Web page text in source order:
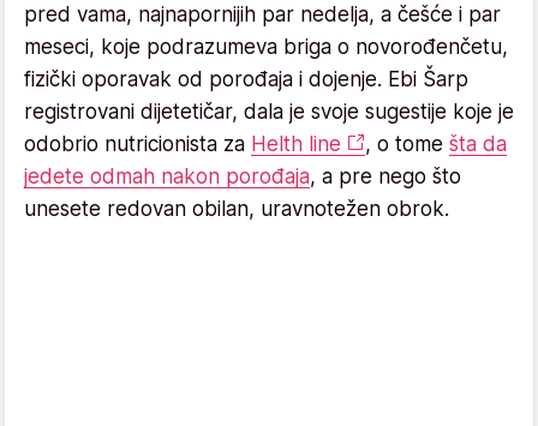
pred vama, najnapornijih par nedelja, a češće i par
meseci, koje podrazumeva briga o novorođenčetu,
fizički oporavak od porođaja i dojenje. Ebi Šarp
registrovani dijetetičar, dala je svoje sugestije koje je
odobrio nutricionista za Helth line , o tome šta da
jedete odmah nakon porođaja, a pre nego što
unesete redovan obilan, uravnotežen obrok.